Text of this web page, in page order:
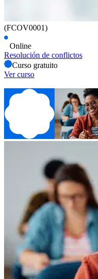
(FCOV0001)
Online
Resolución de conflictos
Curso gratuito
Ver curso